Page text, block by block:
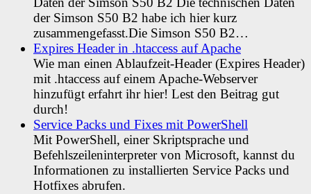
der Simson S50 B2 habe ich hier kurz
zusammengefasst.Die Simson S50 B2…
Expires Header in .htaccess auf Apache
Wie man einen Ablaufzeit-Header (Expires Header)
mit .htaccess auf einem Apache-Webserver
hinzufügt erfahrt ihr hier! Lest den Beitrag gut
durch!
Service Packs und Fixes mit PowerShell
Mit PowerShell, einer Skriptsprache und
Befehlszeileninterpreter von Microsoft, kannst du
Informationen zu installierten Service Packs und
Hotfixes abrufen.